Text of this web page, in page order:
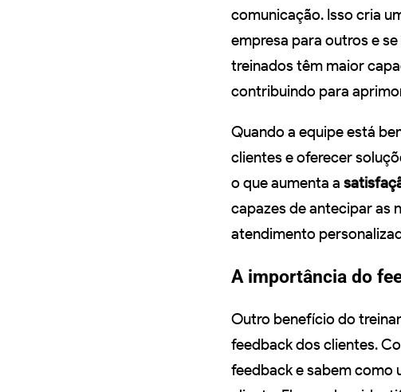
comunicação. Isso cria
empresa para outros e
treinados têm maior
contribuindo para
Quando a equipe está
clientes e oferecer
o que aumenta a
capazes de antecipar as
atendimento
A importância do
Outro benefício do
feedback dos clientes.
feedback e sabem como